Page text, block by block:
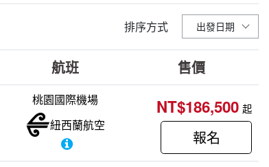
排序方式
航班 售價
桃園國際機場
紐西蘭航空
NT$186,500 起
報名